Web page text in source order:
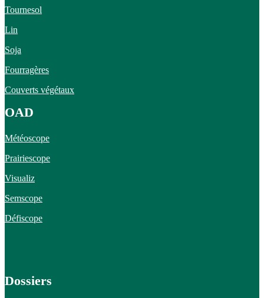
Tournesol
Lin
Soja
Fourragères
Couverts végétaux
OAD
Météoscope
Prairiescope
Visualiz
Semscope
Défiscope
Dossiers